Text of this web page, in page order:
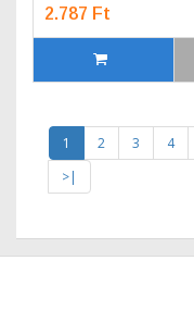
2.787 Ft
1 2 3 4
>|